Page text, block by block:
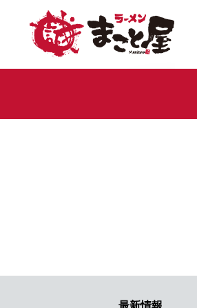
最新情報